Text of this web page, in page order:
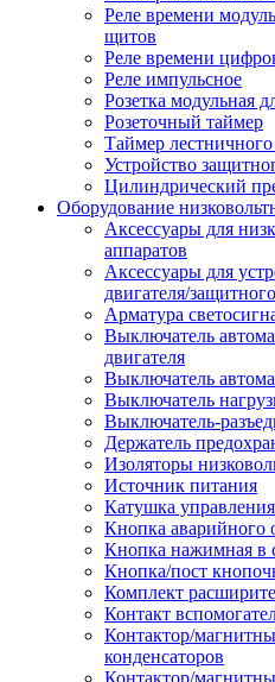
Реле времени
щитов
Реле времени
Реле импульсное
Розетка модульная
Розеточный таймер
Таймер
Устройство
Цилиндрический
Оборудование
Аксессуары для
аппаратов
Аксессуары для
двигателя/
Арматура
Выключатель
двигателя
Выключатель
Выключатель
Выключатель-
Держатель
Изоляторы
Источник питания
Катушка управления
Кнопка аварийного
Кнопка нажимная в
Кнопка/пост
Комплект
Контакт
Контактор/
конденсаторов
Контактор/